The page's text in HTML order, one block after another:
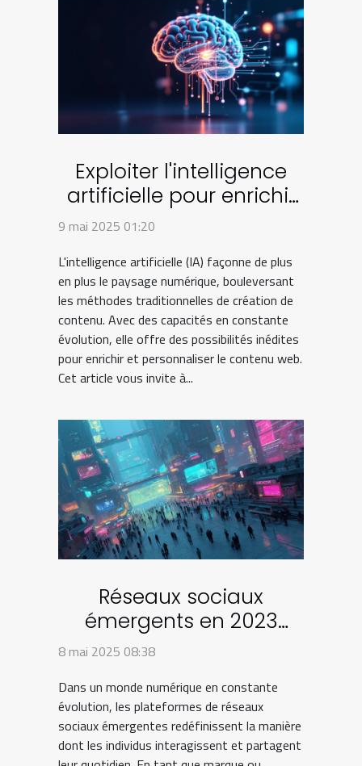
Exploiter l'intelligence
artificielle pour enrichir
le contenu web
9 mai 2025 01:20
L'intelligence artificielle (IA) façonne de plus
en plus le paysage numérique, bouleversant
les méthodes traditionnelles de création de
contenu. Avec des capacités en constante
évolution, elle offre des possibilités inédites
pour enrichir et personnaliser le contenu web.
Cet article vous invite à...
Réseaux sociaux
émergents en 2023
plateformes à surveiller
avant-gardiste
8 mai 2025 08:38
Dans un monde numérique en constante
évolution, les plateformes de réseaux
sociaux émergentes redéfinissent la manière
dont les individus interagissent et partagent